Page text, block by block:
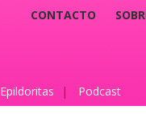
CONTACTO
Epildoritas | Podcast